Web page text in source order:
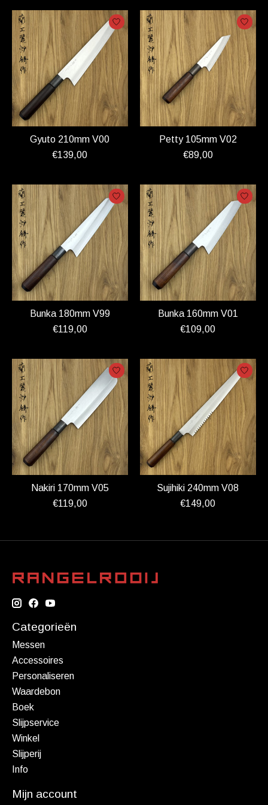
Gyuto 210mm V00
€139,00
Petty 105mm V02
€89,00
Bunka 180mm V99
€119,00
Bunka 160mm V01
€109,00
Nakiri 170mm V05
€119,00
Sujihiki 240mm V08
€149,00
Categorieën
Messen
Accessoires
Personaliseren
Waardebon
Boek
Slijpservice
Winkel
Slijperij
Info
Mijn account